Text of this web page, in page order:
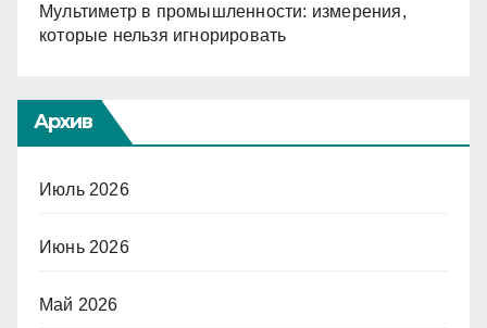
Мультиметр в промышленности: измерения,
которые нельзя игнорировать
Архив
Июль 2026
Июнь 2026
Май 2026